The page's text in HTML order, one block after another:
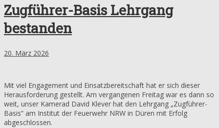
Zugführer-Basis Lehrgang
bestanden
20. März 2026
Mit viel Engagement und Einsatzbereitschaft hat er sich dieser
Herausforderung gestellt. Am vergangenen Freitag war es dann so
weit, unser Kamerad David Klever hat den Lehrgang „Zugführer-
Basis“ am Institut der Feuerwehr NRW in Düren mit Erfolg
abgeschlossen.